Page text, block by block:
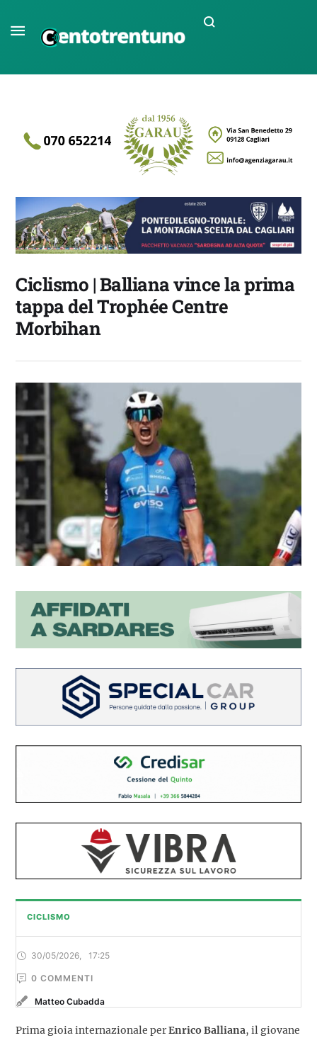
Ciclismo | Balliana vince la prima
tappa del Trophée Centre
Morbihan
CICLISMO
30/05/2026, 17:25
0 COMMENTI
Matteo Cubadda
Prima gioia internazionale perEnrico Balliana, il giovane